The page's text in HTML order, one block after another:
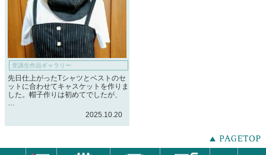
受講生作品ギャラリー
先日仕上がったTシャツとベストのセ
ットに合わせてキャスケットを作りま
した。帽子作りは初めてでしたが、
…
2025.10.20